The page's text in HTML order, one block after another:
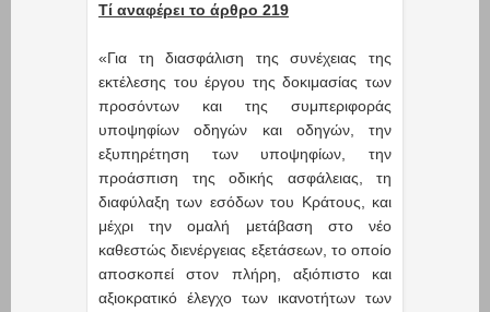
Τί αναφέρει το άρθρο 219
«Για τη διασφάλιση της συνέχειας της
εκτέλεσης του έργου της δοκιμασίας των
προσόντων και της συμπεριφοράς
υποψηφίων οδηγών και οδηγών, την
εξυπηρέτηση των υποψηφίων, την
προάσπιση της οδικής ασφάλειας, τη
διαφύλαξη των εσόδων του Κράτους, και
μέχρι την ομαλή μετάβαση στο νέο
καθεστώς διενέργειας εξετάσεων, το οποίο
αποσκοπεί στον πλήρη, αξιόπιστο και
αξιοκρατικό έλεγχο των ικανοτήτων των